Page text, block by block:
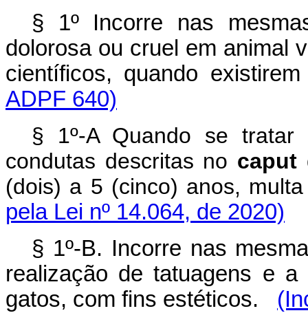
§ 1º Incorre nas
dolorosa ou cruel em animal
científicos, quando
ADPF 640)
§ 1º-A Quando se
condutas descritas no caput
(dois) a 5 (cinco) anos,
pela Lei nº 14.064, de 2020)
§ 1º-B. Incorre nas
realização de tatuagens e
gatos, com fins estéticos.